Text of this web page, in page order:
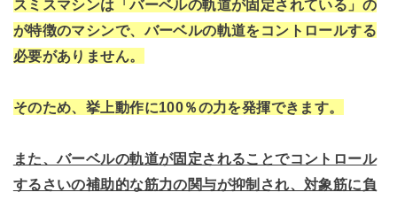
スミスマシンは「バーベルの軌道が固定されている」の
が特徴のマシンで、バーベルの軌道をコントロールする
必要がありません。
そのため、挙上動作に100％の力を発揮できます。
また、バーベルの軌道が固定されることでコントロール
するさいの補助的な筋力の関与が抑制され、対象筋に負